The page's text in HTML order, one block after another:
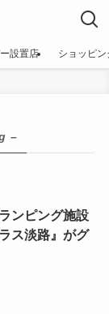
設置店 ショッピン
–
ンピング施設
ス淡路』がグ